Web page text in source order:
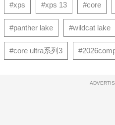
#xps #xps 13 #core
#panther lake #wildcat lake
#core ultra系列3